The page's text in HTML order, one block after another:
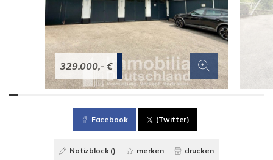
329.000,- €
Facebook (Twitter)
Notizblock () merken drucken